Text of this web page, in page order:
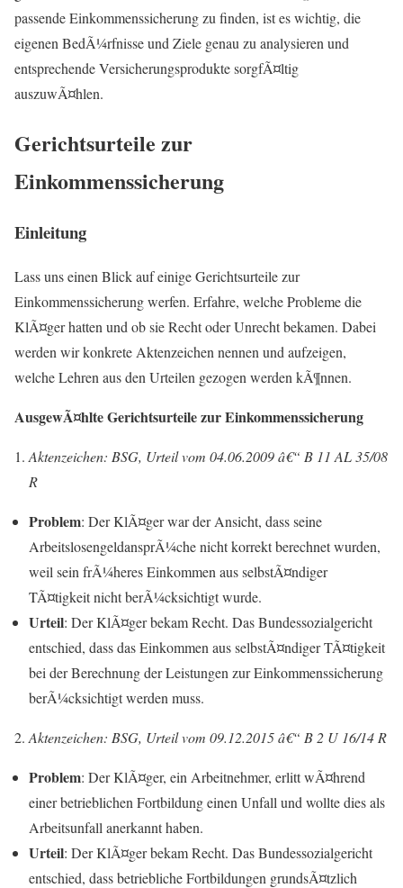
passende Einkommenssicherung zu finden, ist es wichtig, die
eigenen BedÃ¼rfnisse und Ziele genau zu analysieren und
entsprechende Versicherungsprodukte sorgfÃ¤ltig
auszuwÃ¤hlen.
Gerichtsurteile zur
Einkommenssicherung
Einleitung
Lass uns einen Blick auf einige Gerichtsurteile zur
Einkommenssicherung werfen. Erfahre, welche Probleme die
KlÃ¤ger hatten und ob sie Recht oder Unrecht bekamen. Dabei
werden wir konkrete Aktenzeichen nennen und aufzeigen,
welche Lehren aus den Urteilen gezogen werden kÃ¶nnen.
AusgewÃ¤hlte Gerichtsurteile zur Einkommenssicherung
Aktenzeichen: BSG, Urteil vom 04.06.2009 â€“ B 11 AL 35/08
R
Problem: Der KlÃ¤ger war der Ansicht, dass seine
ArbeitslosengeldansprÃ¼che nicht korrekt berechnet wurden,
weil sein frÃ¼heres Einkommen aus selbstÃ¤ndiger
TÃ¤tigkeit nicht berÃ¼cksichtigt wurde.
Urteil: Der KlÃ¤ger bekam Recht. Das Bundessozialgericht
entschied, dass das Einkommen aus selbstÃ¤ndiger TÃ¤tigkeit
bei der Berechnung der Leistungen zur Einkommenssicherung
berÃ¼cksichtigt werden muss.
Aktenzeichen: BSG, Urteil vom 09.12.2015 â€“ B 2 U 16/14 R
Problem: Der KlÃ¤ger, ein Arbeitnehmer, erlitt wÃ¤hrend
einer betrieblichen Fortbildung einen Unfall und wollte dies als
Arbeitsunfall anerkannt haben.
Urteil: Der KlÃ¤ger bekam Recht. Das Bundessozialgericht
entschied, dass betriebliche Fortbildungen grundsÃ¤tzlich